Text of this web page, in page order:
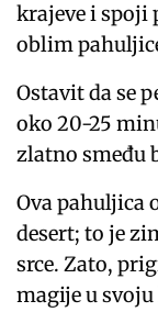
krajeve i spoji
oblim
Ostavit da se
oko 20-25
zlatno smeđu
Ova pahuljica
desert; to je
srce. Zato,
magije u